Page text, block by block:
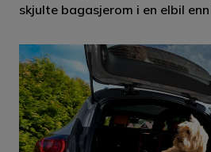
skjulte bagasjerom i en elbil